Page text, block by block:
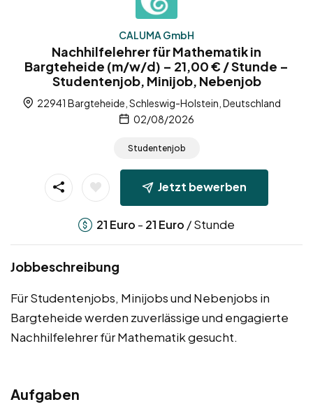
CALUMA GmbH
Nachhilfelehrer für Mathematik in
Bargteheide (m/w/d) – 21,00 € / Stunde –
Studentenjob, Minijob, Nebenjob
22941 Bargteheide, Schleswig-Holstein, Deutschland
02/08/2026
Studentenjob
Jetzt bewerben
21 Euro - 21 Euro / Stunde
Jobbeschreibung
Für Studentenjobs, Minijobs und Nebenjobs in
Bargteheide werden zuverlässige und engagierte
Nachhilfelehrer für Mathematik gesucht.
Aufgaben